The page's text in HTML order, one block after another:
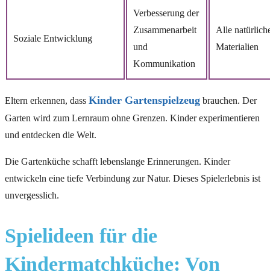
Soziale Entwicklung
Verbesserung der
Zusammenarbeit
und
Kommunikation
Alle
Materialien
Eltern erkennen, dass Kinder Gartenspielzeug brauchen. Der
Garten wird zum Lernraum ohne Grenzen. Kinder experimentieren
und entdecken die Welt.
Die Gartenküche schafft lebenslange Erinnerungen. Kinder
entwickeln eine tiefe Verbindung zur Natur. Dieses Spielerlebnis ist
unvergesslich.
Spielideen für die
Kindermatchküche: Von